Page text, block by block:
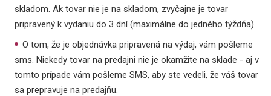
skladom. Ak tovar nie je na skladom, zvyčajne je tovar
pripravený k vydaniu do 3 dní (maximálne do jedného týždňa).
O tom, že je objednávka pripravená na výdaj, vám pošleme
sms. Niekedy tovar na predajni nie je okamžite na sklade - aj v
tomto prípade vám pošleme SMS, aby ste vedeli, že váš tovar
sa prepravuje na predajňu.